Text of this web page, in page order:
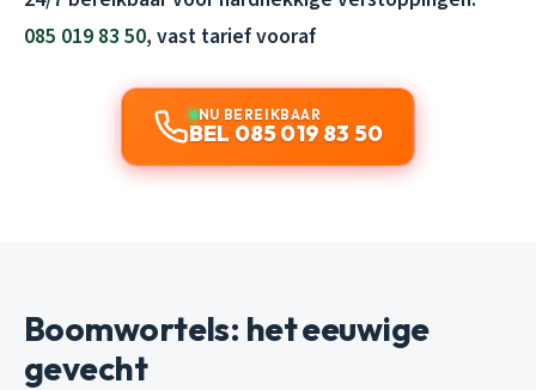
085 019 83 50, vast tarief vooraf
NU BEREIKBAAR
BEL 085 019 83 50
Boomwortels: het eeuwige
gevecht